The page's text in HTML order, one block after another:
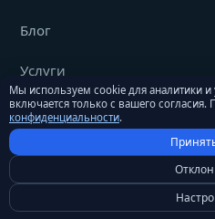
Блог
Услуги
Поиск
О нас
Мы используем cookie для аналитики и
включается только с вашего согласия.
конфиденциальности.